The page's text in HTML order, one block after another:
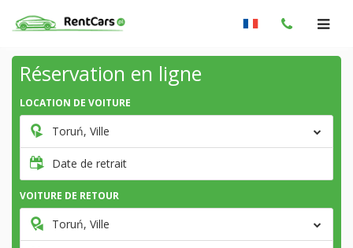
Réservation en ligne
LOCATION DE VOITURE
Toruń, Ville
Date de retrait
VOITURE DE RETOUR
Toruń, Ville